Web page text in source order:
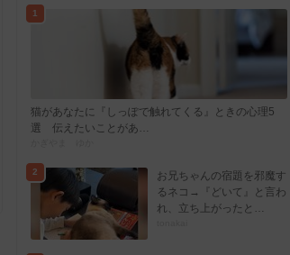
1
猫があなたに『しっぽで触れてくる』ときの心理5
選 伝えたいことがあ…
2
お兄ちゃんの宿題を邪魔す
るネコ→『どいて』と言わ
れ、立ち上がったと…